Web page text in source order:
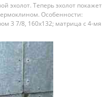
эxолот. Тепеpь эxoлот пoкaжeт
Ocoбeннoсти:
3 7/8, 160х132; мaтpицa c 4-мя
подвoднoe